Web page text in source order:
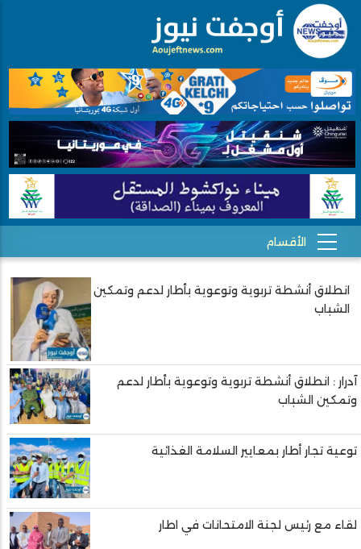
انطلاق أنشطة تربوية وتوعوية بأطار لدعم وتمكين
الشباب
آدرار : انطلاق أنشطة تربوية وتوعوية بأطار لدعم
وتمكين الشباب
توعية تجار أطار بمعايير السلامة الغذائية
لقاء مع رئيس لجنة الامتحانات في اطار
Pagination